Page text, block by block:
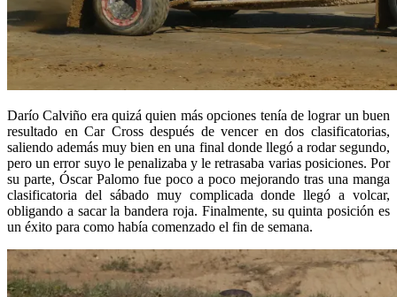
Darío Calviño era quizá quien más opciones tenía de lograr un buen
resultado en Car Cross después de vencer en dos clasificatorias,
saliendo además muy bien en una final donde llegó a rodar segundo,
pero un error suyo le penalizaba y le retrasaba varias posiciones. Por
su parte, Óscar Palomo fue poco a poco mejorando tras una manga
clasificatoria del sábado muy complicada donde llegó a volcar,
obligando a sacar la bandera roja. Finalmente, su quinta posición es
un éxito para como había comenzado el fin de semana.